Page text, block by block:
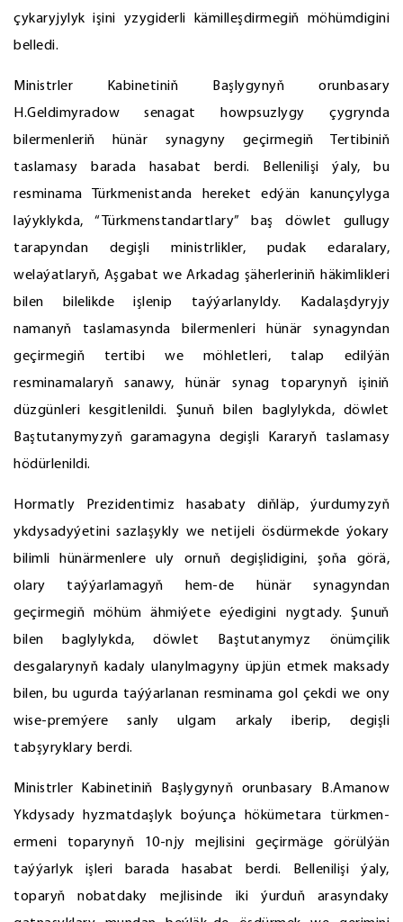
çykaryjylyk işini yzygiderli kämilleşdirmegiň möhümdigini
belledi.
Ministrler Kabinetiniň Başlygynyň orunbasary
H.Geldimyradow senagat howpsuzlygy çygrynda
bilermenleriň hünär synagyny geçirmegiň Tertibiniň
taslamasy barada hasabat berdi. Bellenilişi ýaly, bu
resminama Türkmenistanda hereket edýän kanunçylyga
laýyklykda, “Türkmenstandartlary” baş döwlet gullugy
tarapyndan degişli ministrlikler, pudak edaralary,
welaýatlaryň, Aşgabat we Arkadag şäherleriniň häkimlikleri
bilen bilelikde işlenip taýýarlanyldy. Kadalaşdyryjy
namanyň taslamasynda bilermenleri hünär synagyndan
geçirmegiň tertibi we möhletleri, talap edilýän
resminamalaryň sanawy, hünär synag toparynyň işiniň
düzgünleri kesgitlenildi. Şunuň bilen baglylykda, döwlet
Baştutanymyzyň garamagyna degişli Kararyň taslamasy
hödürlenildi.
Hormatly Prezidentimiz hasabaty diňläp, ýurdumyzyň
ykdysadyýetini sazlaşykly we netijeli ösdürmekde ýokary
bilimli hünärmenlere uly ornuň degişlidigini, şoňa görä,
olary taýýarlamagyň hem-de hünär synagyndan
geçirmegiň möhüm ähmiýete eýedigini nygtady. Şunuň
bilen baglylykda, döwlet Baştutanymyz önümçilik
desgalarynyň kadaly ulanylmagyny üpjün etmek maksady
bilen, bu ugurda taýýarlanan resminama gol çekdi we ony
wise-premýere sanly ulgam arkaly iberip, degişli
tabşyryklary berdi.
Ministrler Kabinetiniň Başlygynyň orunbasary B.Amanow
Ykdysady hyzmatdaşlyk boýunça hökümetara türkmen-
ermeni toparynyň 10-njy mejlisini geçirmäge görülýän
taýýarlyk işleri barada hasabat berdi. Bellenilişi ýaly,
toparyň nobatdaky mejlisinde iki ýurduň arasyndaky